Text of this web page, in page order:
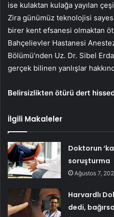
ise kulaktan kulağa yayılan
Zira günümüz teknolojisi
birer kent efsanesi olmaktan
Bahçelievler Hastanesi
Bölümü’nden Uz. Dr. Sibel
gerçek bilinen yanlışlar
Belirsizlikten ötürü dert
İlgili Makaleler
Doktorun
soruşturma
Ağustos 7,
Harvardlı
dedi,